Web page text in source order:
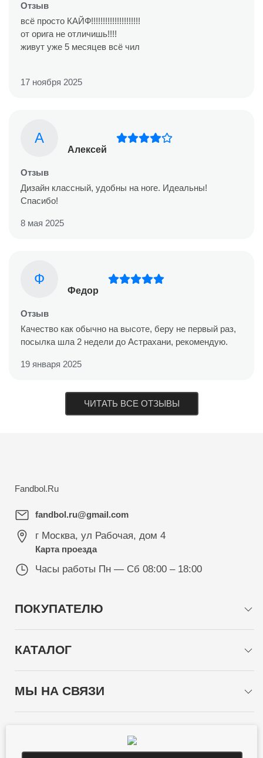
Отзыв
всё просто КАЙФ!!!!!!!!!!!!!!!!!!!!!
от орига не отличишь!!!!
живут уже 5 месяцев всё чил
17 ноября 2025
А
Алексей
Отзыв
Дизайн классный, удобны на ноге. Идеальны!
Спасибо!
8 мая 2025
Ф
Федор
Отзыв
Качество как обычно на высоте, беру не первый раз,
посылка шла 2 недели до Астрахани, рекомендую.
19 января 2025
ЧИТАТЬ ВСЕ ОТЗЫВЫ
Fandbol.Ru
fandbol.ru@gmail.com
г Москва, ул Рабочая, дом 4
Карта проезда
Часы работы Пн — Сб 08:00 – 18:00
ПОКУПАТЕЛЮ
КАТАЛОГ
МЫ НА СВЯЗИ
СПОСОБЫ ОПЛАТЫ